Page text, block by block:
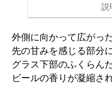
説
外側に向かって広がっ
先の甘みを感じる部分
グラス下部のふくらん
ビールの香りが凝縮さ